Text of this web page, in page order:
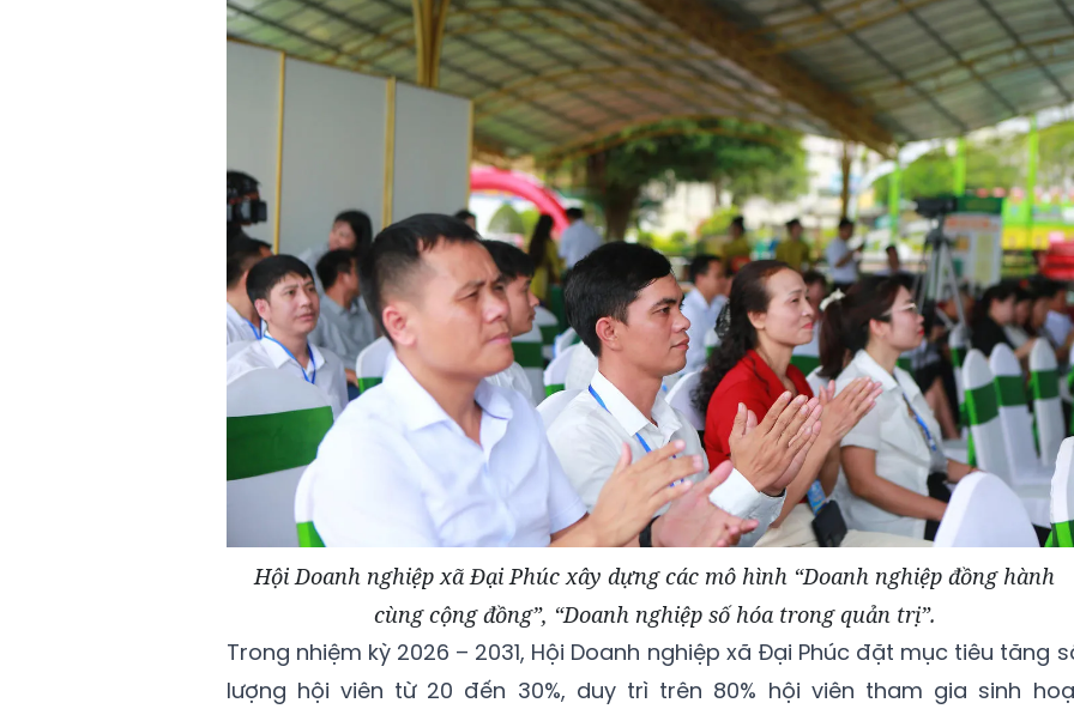
Hội Doanh nghiệp xã Đại Phúc xây dựng các mô hình “Doanh nghiệp đồng hành
cùng cộng đồng”, “Doanh nghiệp số hóa trong quản trị”.
Trong nhiệm kỳ 2026 – 2031, Hội Doanh nghiệp xã Đại Phúc đặt mục tiêu tăng
lượng hội viên từ 20 đến 30%, duy trì trên 80% hội viên tham gia sinh